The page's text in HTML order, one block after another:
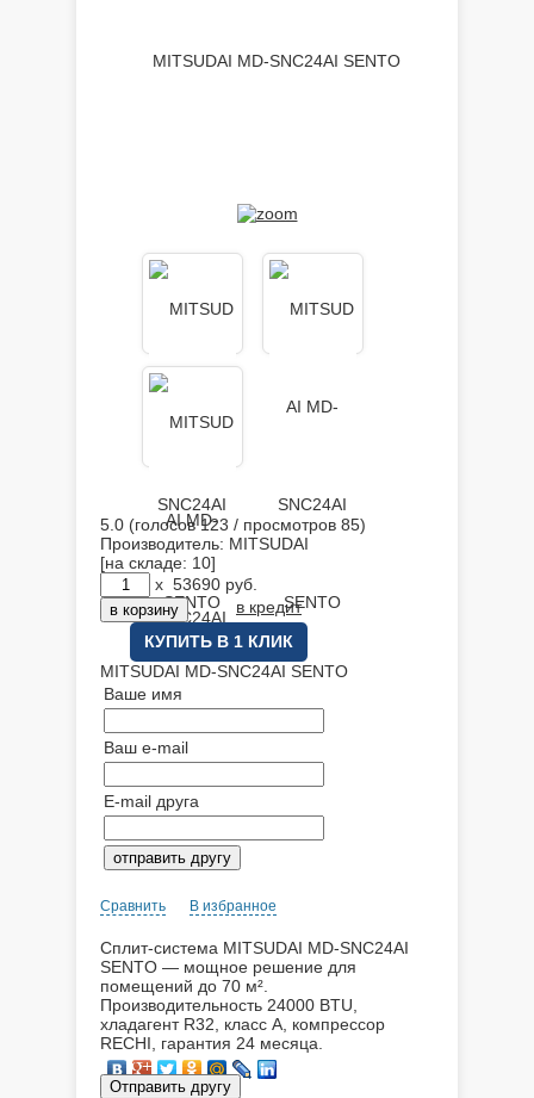
5.0 (голосов123 / просмотров 85)
Производитель: MITSUDAI
[на складе: 10]
x 53690 руб.
в кредит
КУПИТЬ В 1 КЛИК
MITSUDAI MD-SNC24AI SENTO
Ваше имя
Ваш e-mail
E-mail друга
Сравнить В избранное
Сплит-система MITSUDAI MD-SNC24AI
SENTO — мощное решение для
помещений до 70 м².
Производительность 24000 BTU,
хладагент R32, класс A, компрессор
RECHI, гарантия 24 месяца.